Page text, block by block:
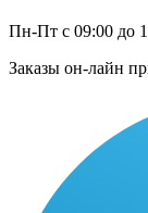
Пн-Пт с 09:00 до
Заказы он-лайн